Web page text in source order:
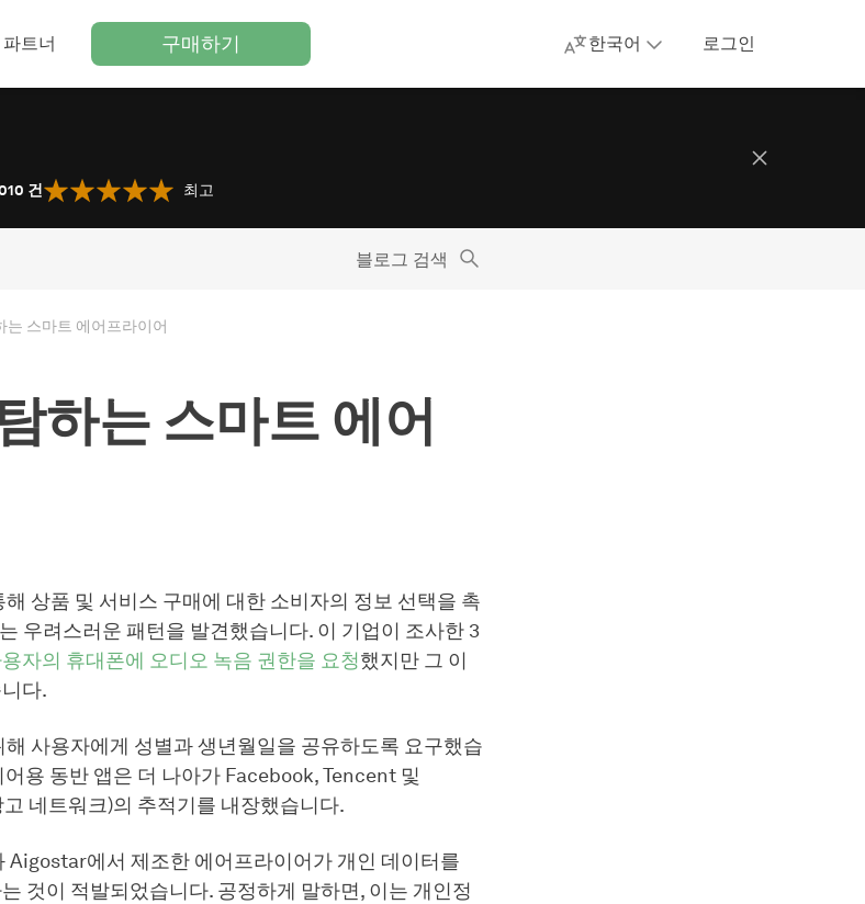
파트너 구매하기 한국어 로그인
건 최고
블로그 검색
는 스마트 에어프라이어
하는 스마트 에어
해 상품 및 서비스 구매에 대한 소비자의 정보 선택을 촉
우려스러운 패턴을 발견했습니다. 이 기업이 조사한 3
자의 휴대폰에 오디오 녹음 권한을 요청했지만 그 이
다.
사용자에게 성별과 생년월일을 공유하도록 요구했습
용 동반 앱은 더 나아가 Facebook, Tencent 및
네트워크)의 추적기를 내장했습니다.
Aigostar에서 제조한 에어프라이어가 개인 데이터를
것이 적발되었습니다. 공정하게 말하면, 이는 개인정